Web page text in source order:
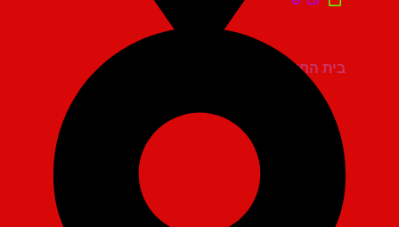
בית החייל תל אביב